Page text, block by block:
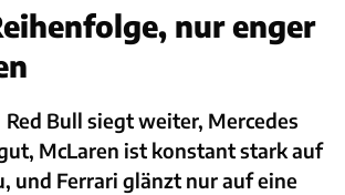
nur enger
Red Bull siegt weiter, Mercedes
McLaren ist konstant stark auf
und Ferrari glänzt nur auf eine